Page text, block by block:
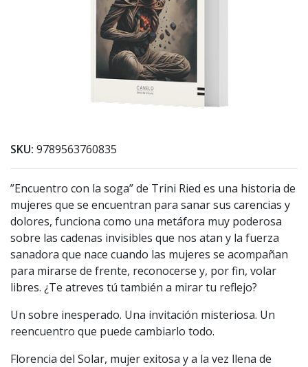
SKU: 9789563760835
”Encuentro con la soga” de Trini Ried es una historia de
mujeres que se encuentran para sanar sus carencias y
dolores, funciona como una metáfora muy poderosa
sobre las cadenas invisibles que nos atan y la fuerza
sanadora que nace cuando las mujeres se acompañan
para mirarse de frente, reconocerse y, por fin, volar
libres. ¿Te atreves tú también a mirar tu reflejo?
Un sobre inesperado. Una invitación misteriosa. Un
reencuentro que puede cambiarlo todo.
Florencia del Solar, mujer exitosa y a la vez llena de